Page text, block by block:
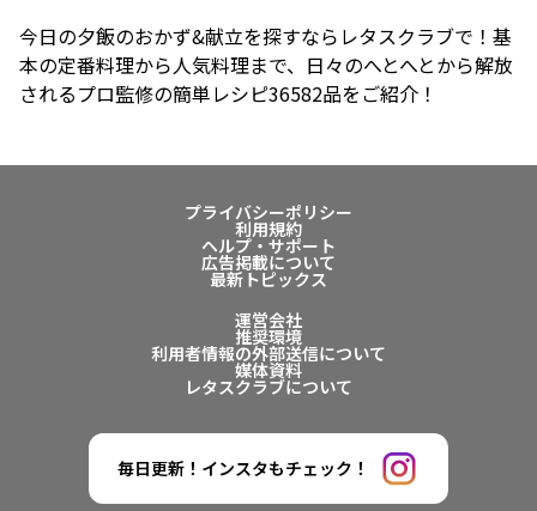
今日の夕飯のおかず&献立を探すならレタスクラブで！基
本の定番料理から人気料理まで、日々のへとへとから解放
されるプロ監修の簡単レシピ36582品をご紹介！
プライバシーポリシー
利用規約
ヘルプ・サポート
広告掲載について
最新トピックス
運営会社
推奨環境
利用者情報の外部送信について
媒体資料
レタスクラブについて
毎日更新！インスタもチェック！